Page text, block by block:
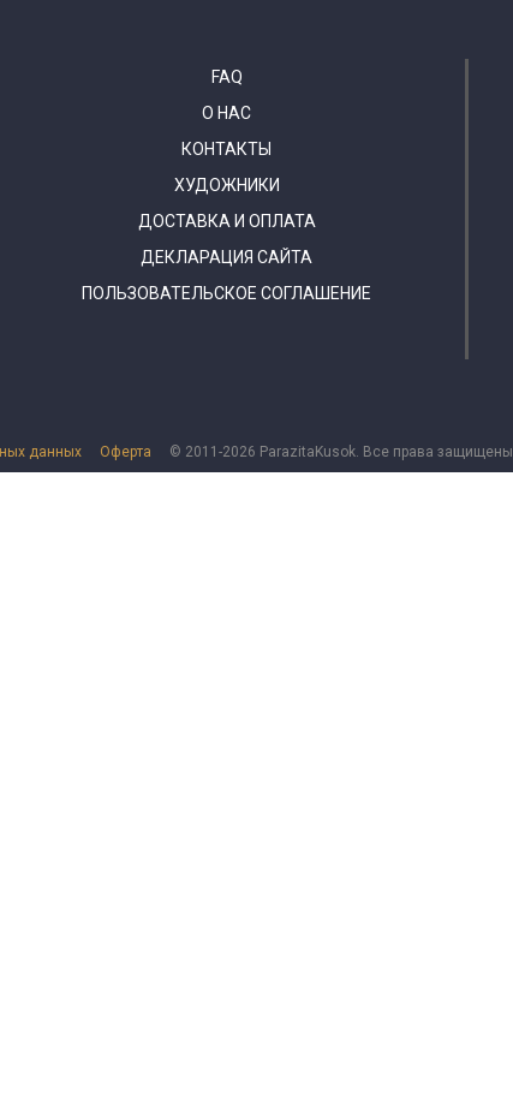
FAQ
О НАС
КОНТАКТЫ
ХУДОЖНИКИ
ДОСТАВКА И ОПЛАТА
ДЕКЛАРАЦИЯ САЙТА
ПОЛЬЗОВАТЕЛЬСКОЕ СОГЛАШЕНИЕ
данных Оферта © 2011-2026 ParazitaKusok. Все права защищены.